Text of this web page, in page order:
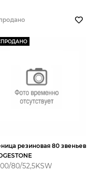
резиновая 80 звеньев
80/52,5KSW